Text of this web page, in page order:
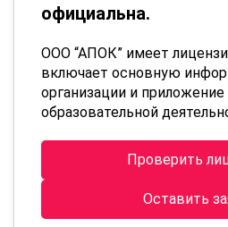
официальна.
ООО “АПОК” имеет
включает основную
организации и
образовательной
Проверить
Оставить